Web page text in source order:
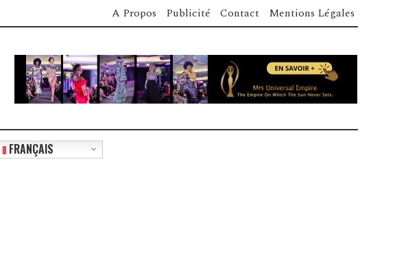
A Propos Publicité Contact Mentions Légales
FRANÇAIS